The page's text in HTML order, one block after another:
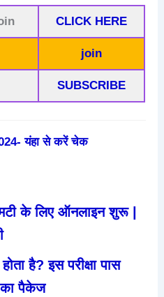
CLICK HERE
join
SUBSCRIBE
2024- यंहा से करें चेक
के लिए ऑनलाइन शुरू |
है? इस परीक्षा पास
का पैकेज